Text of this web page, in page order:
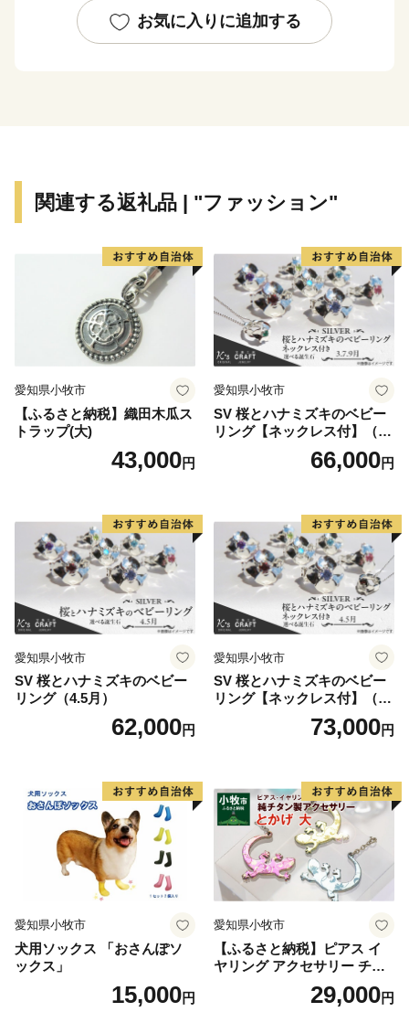
令和２年の住民アンケートでは、住みやすさを感じてい
る住民の割合は93.2％でした。
お気に入りに追加する
関連する返礼品 | "ファッション"
愛知県小牧市
【ふるさと納税】織田木瓜ス
トラップ(大)
43,000円
愛知県小牧市
SV 桜とハナミズキのベビー
リング【ネックレス付】（3.
66,000円
愛知県小牧市
SV 桜とハナミズキのベビー
リング（4.5月）
62,000円
愛知県小牧市
SV 桜とハナミズキのベビー
リング【ネックレス付】（4.
73,000円
愛知県小牧市
犬用ソックス 「おさんぽソ
ックス」
15,000円
愛知県小牧市
【ふるさと納税】ピアス イ
ヤリング アクセサリー チタ
ン とかげ 計6種 金属アレル
ギー対応 軽い ピンク イエロ
29,000円